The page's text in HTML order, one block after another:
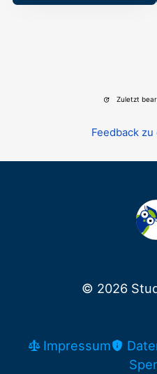
Zuletzt
Feedback
© 2026
Impressum